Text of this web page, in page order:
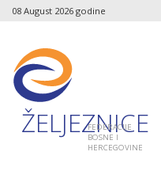
08 August 2026 godine
ŽELJEZNICE
FEDERACIJE
BOSNE I
HERCEGOVINE